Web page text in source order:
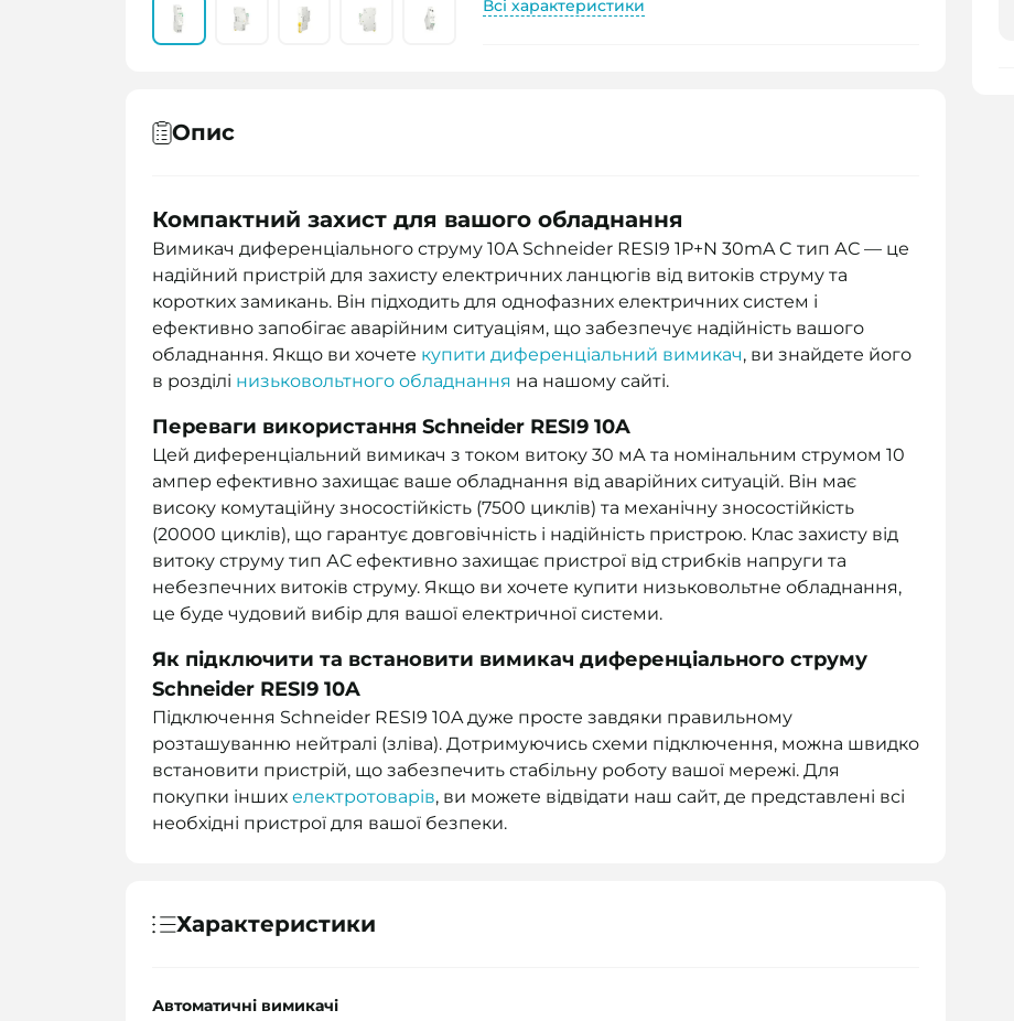
Всі характеристики
Опис
Компактний захист для вашого обладнання
Вимикач диференціального струму 10A Schneider RESI9 1P+N 30mA C тип АС — це
надійний пристрій для захисту електричних ланцюгів від витоків струму та
коротких замикань. Він підходить для однофазних електричних систем і
ефективно запобігає аварійним ситуаціям, що забезпечує надійність вашого
обладнання. Якщо ви хочете купити диференціальний вимикач, ви знайдете його
в розділі низьковольтного обладнання на нашому сайті.
Переваги використання Schneider RESI9 10A
Цей диференціальний вимикач з током витоку 30 мА та номінальним струмом 10
ампер ефективно захищає ваше обладнання від аварійних ситуацій. Він має
високу комутаційну зносостійкість (7500 циклів) та механічну зносостійкість
(20000 циклів), що гарантує довговічність і надійність пристрою. Клас захисту від
витоку струму тип АС ефективно захищає пристрої від стрибків напруги та
небезпечних витоків струму. Якщо ви хочете купити низьковольтне обладнання,
це буде чудовий вибір для вашої електричної системи.
Як підключити та встановити вимикач диференціального струму
Schneider RESI9 10A
Підключення Schneider RESI9 10A дуже просте завдяки правильному
розташуванню нейтралі (зліва). Дотримуючись схеми підключення, можна швидко
встановити пристрій, що забезпечить стабільну роботу вашої мережі. Для
покупки інших електротоварів, ви можете відвідати наш сайт, де представлені всі
необхідні пристрої для вашої безпеки.
Характеристики
Автоматичні вимикачі